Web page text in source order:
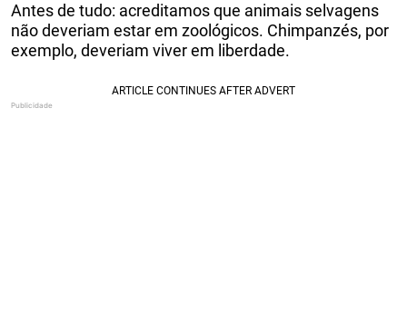
Antes de tudo: acreditamos que animais selvagens
não deveriam estar em zoológicos. Chimpanzés, por
exemplo, deveriam viver em liberdade.